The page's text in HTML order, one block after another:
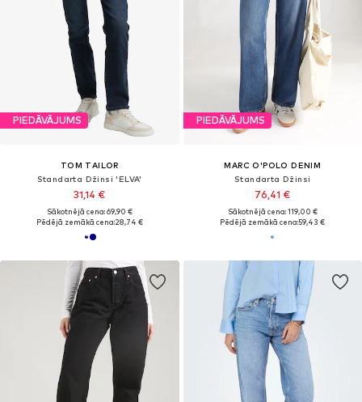
PIEDĀVĀJUMS
TOM TAILOR
Standarta Džinsi 'ELVA'
31,14 €
Sākotnējā cena: 69,90 €
Pēdējā zemākā cena:28,74 €
PIEDĀVĀJUMS
MARC O'POLO DENIM
Standarta Džinsi
76,41 €
Sākotnējā cena: 119,00 €
Pēdējā zemākā cena:59,43 €